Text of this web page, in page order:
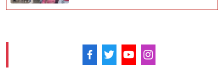
চার খনি থেকে ৭৮ লাখ আউন্স সোনা উত্তোলন
সৌদি রাষ্ট্রীয় কোম্পানি মা’আদেনের